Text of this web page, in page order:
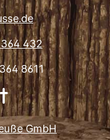
432
8611
GmbH